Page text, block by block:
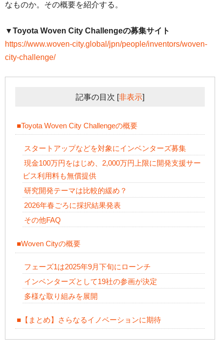
なものか。その概要を紹介する。
▼Toyota Woven City Challengeの募集サイト
https://www.woven-city.global/jpn/people/inventors/woven-
city-challenge/
記事の目次 [非表示]
■Toyota Woven City Challengeの概要
スタートアップなどを対象にインベンターズ募集
現金100万円をはじめ、2,000万円上限に開発支援サー
ビス利用料も無償提供
研究開発テーマは比較的緩め？
2026年春ごろに採択結果発表
その他FAQ
■Woven Cityの概要
フェーズ1は2025年9月下旬にローンチ
インベンターズとして19社の参画が決定
多様な取り組みを展開
■【まとめ】さらなるイノベーションに期待